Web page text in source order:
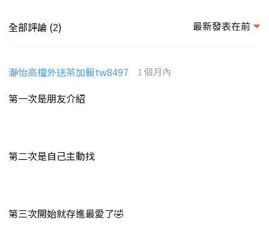
全部評論 (2) 最新發表在前
瀞怡高檔外送茶加賴tw8497 1 個月內
第一次是朋友介紹
第二次是自己主動找
第三次開始就存進最愛了🤣